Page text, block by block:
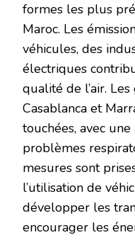
formes les plus
Maroc. Les
véhicules, des
électriques
qualité de l’air.
Casablanca et
touchées, avec
problèmes
mesures sont
l’utilisation de
développer les
encourager les